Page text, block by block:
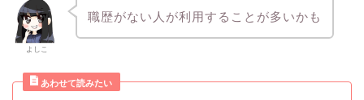
よしこ
職歴がない人が利用することが多いかも